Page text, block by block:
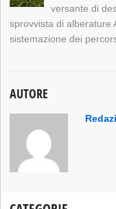
versante di
sprovvista di alberature
sistemazione dei
AUTORE